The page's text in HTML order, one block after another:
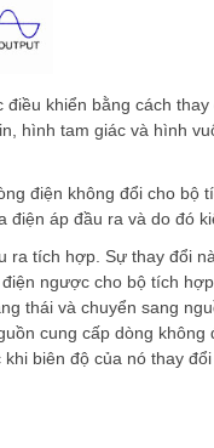
khiển bằng cách
hình tam giác và hình
điện không đổi cho bộ
áp đầu ra và do đó
ra tích hợp. Sự thay đổi
ngược cho bộ tích
thái và chuyển sang
cung cấp dòng không
biên độ của nó thay